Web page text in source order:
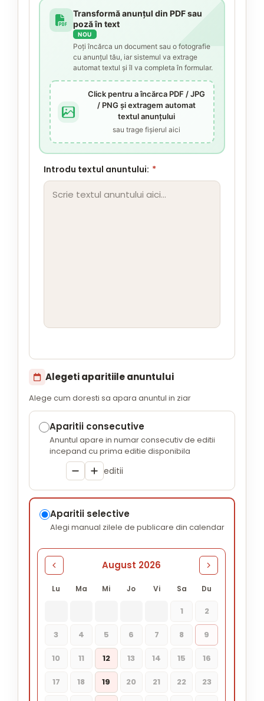
Transformă anunțul din PDF sau
poză în text
NOU
Poți încărca un document sau o fotografie
cu anunțul tău, iar sistemul va extrage
automat textul și îl va completa în formular.
Click pentru a încărca PDF / JPG
/ PNG și extragem automat
textul anunțului
sau trage fișierul aici
Introdu textul anuntului: *
Alegeti aparitiile anuntului
Alege cum doresti sa apara anuntul in ziar
Aparitii consecutive
Anuntul apare in numar consecutiv de editii
incepand cu prima editie disponibila
editii
Aparitii selective
Alegi manual zilele de publicare din calendar
August 2026
Lu Ma Mi Jo Vi Sa Du
1 2
3 4 5 6 7 8 9
10 11 12 13 14 15 16
17 18 19 20 21 22 23